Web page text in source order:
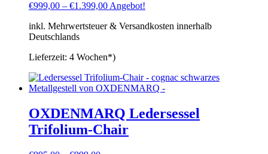
€999,00 – €1.399,00 Angebot!
inkl. Mehrwertsteuer & Versandkosten innerhalb
Deutschlands
Lieferzeit: 4 Wochen*)
OXDENMARQ Ledersessel
Trifolium-Chair